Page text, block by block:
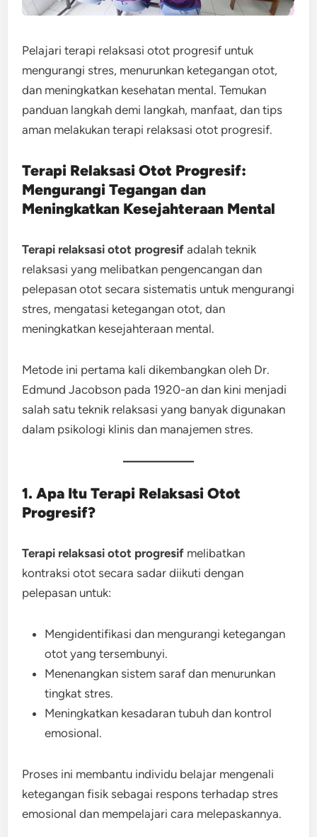
Pelajari terapi relaksasi otot progresif untuk
mengurangi stres, menurunkan ketegangan otot,
dan meningkatkan kesehatan mental. Temukan
panduan langkah demi langkah, manfaat, dan tips
aman melakukan terapi relaksasi otot progresif.
Terapi Relaksasi Otot Progresif:
Mengurangi Tegangan dan
Meningkatkan Kesejahteraan Mental
Terapi relaksasi otot progresif adalah teknik
relaksasi yang melibatkan pengencangan dan
pelepasan otot secara sistematis untuk mengurangi
stres, mengatasi ketegangan otot, dan
meningkatkan kesejahteraan mental.
Metode ini pertama kali dikembangkan oleh Dr.
Edmund Jacobson pada 1920-an dan kini menjadi
salah satu teknik relaksasi yang banyak digunakan
dalam psikologi klinis dan manajemen stres.
1. Apa Itu Terapi Relaksasi Otot
Progresif?
Terapi relaksasi otot progresif melibatkan
kontraksi otot secara sadar diikuti dengan
pelepasan untuk:
Mengidentifikasi dan mengurangi ketegangan
otot yang tersembunyi.
Menenangkan sistem saraf dan menurunkan
tingkat stres.
Meningkatkan kesadaran tubuh dan kontrol
emosional.
Proses ini membantu individu belajar mengenali
ketegangan fisik sebagai respons terhadap stres
emosional dan mempelajari cara melepaskannya.